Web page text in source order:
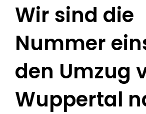
Wir sind die
Nummer
den Umzug
Wuppertal